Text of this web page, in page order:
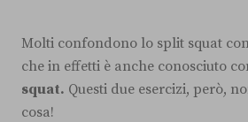
Molti confondono lo split squat
che in effetti è anche conosciuto
squat. Questi due esercizi, però,
cosa!